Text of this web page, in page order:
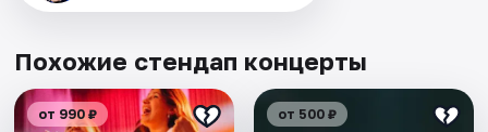
Похожие стендап концерты
от 990 ₽ от 500 ₽